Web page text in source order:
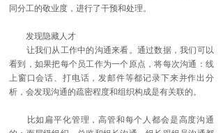
同分工的敬业度，进行了干预和处理。
发现隐藏人才
让我们从工作中的沟通来看。通过数据，我们可以
看到，如果把每个员工作为一个原点，将每次沟通：线
上窗口会话、打电话，发邮件等都记录下来并作出分
析，会发现沟通的疏密程度和组织构成是有关联的。
比如扁平化管理，高管和每个人都会是高度沟通